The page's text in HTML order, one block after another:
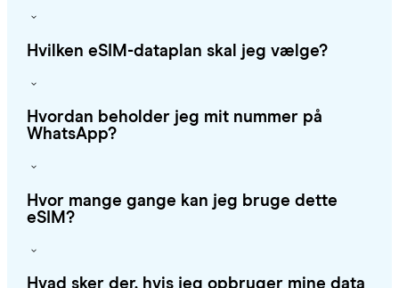
Hvilken eSIM-dataplan skal jeg vælge?
Hvordan beholder jeg mit nummer på
WhatsApp?
Hvor mange gange kan jeg bruge dette
eSIM?
Hvad sker der, hvis jeg opbruger mine data